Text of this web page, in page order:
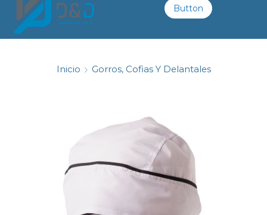
Button
Inicio Gorros, Cofias Y Delantales